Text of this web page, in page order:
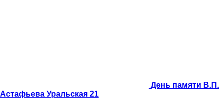
День памяти В.П.
Астафьева Уральская 21